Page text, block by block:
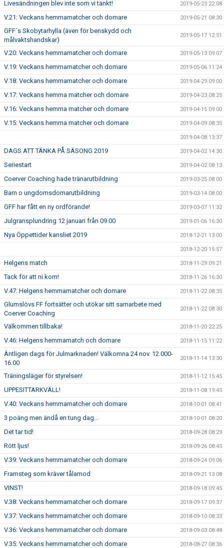
Livesändningen blev inte som vi tänkt! 2019-05-23 22:08
V.21: Veckans hemmamatcher och domare 2019-05-21 08:30
GFF´s Skobytarhylla (även för benskydd och
målvaktshandskar)
2019-05-17 12:51
V.20: Veckans hemmamatcher och domare 2019-05-13 09:07
V.19: Veckans hemmamatcher och domare 2019-05-06 11:24
V.18: Veckans hemmamatcher och domare 2019-04-29 09:00
V.17: Veckans hemma matcher och domare 2019-04-23 08:25
V.16: Veckans hemma matcher och domare 2019-04-15 09:00
V.15: Veckans hemma matcher och domare 2019-04-09 08:35
2019-04-08 13:37
DAGS ATT TÄNKA PÅ SÄSONG 2019 2019-04-02 14:30
Seriestart 2019-04-02 08:13
Coerver Coaching hade tränarutbildning 2019-03-25 08:00
Barn o ungdomsdomarutbildning 2019-03-14 08:00
GFF har fått en ny ordförande! 2019-03-07 11:32
Julgransplundring 12 januari från 09.00 2019-01-06 16:30
Nya Öppettider kansliet 2019 2018-12-21 13:00
2018-12-20 15:57
Helgens match 2018-11-29 09:21
Tack för att ni kom! 2018-11-26 16:30
V.47: Helgens hemmamatcher och domare 2018-11-22 08:35
Glumslövs FF fortsätter och utökar sitt samarbete med
Coerver Coaching
2018-11-22 08:30
Välkommen tillbaka! 2018-11-20 22:25
V.46: Helgens hemmamatch och domare 2018-11-15 11:22
Äntligen dags för Julmarknaden! Välkomna 24 nov. 12.000-
16.00
2018-11-14 13:30
Träningsläger för styrelsen! 2018-11-12 15:45
UPPESITTARKVÄLL! 2018-11-08 19:45
V.40: Veckans hemmamatcher och domare 2018-10-01 08:41
3 poäng men ändå en tung dag... 2018-10-01 08:20
Det tar tid! 2018-09-28 08:29
Rött ljus! 2018-09-26 08:45
V.39: Veckans hemmamatcher och domare 2018-09-24 09:06
Framsteg som kräver tålamod 2018-09-21 13:08
VINST! 2018-09-18 09:45
V.38: Veckans hemmamatcher och domare 2018-09-17 09:37
V.37: Veckans hemmamatcher och domare 2018-09-10 08:33
V.36: Veckans hemmamatcher och domare 2018-09-03 08:48
V.35: Veckans hemmamatcher och domare 2018-08-27 08:36